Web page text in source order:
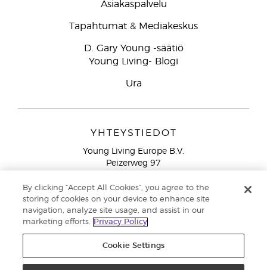
Asiakaspalvelu
Tapahtumat & Mediakeskus
D. Gary Young -säätiö
Young Living- Blogi
Ura
YHTEYSTIEDOT
Young Living Europe B.V.
Peizerweg 97
Netherlands
Ilmainen yhteydenotto lankanumeroista Suomesta
913 239
Email: asiakaspalvelu@youngliving.com
By clicking “Accept All Cookies”, you agree to the
storing of cookies on your device to enhance site
navigation, analyze site usage, and assist in our
marketing efforts.
Privacy Policy
Cookie Settings